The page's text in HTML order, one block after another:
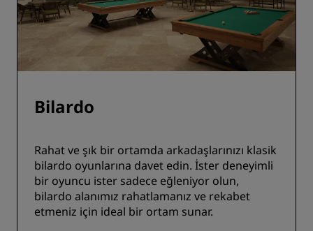
Bilardo
Rahat ve şık bir ortamda arkadaşlarınızı klasik
bilardo oyunlarına davet edin. İster deneyimli
bir oyuncu ister sadece eğleniyor olun,
bilardo alanımız rahatlamanız ve rekabet
etmeniz için ideal bir ortam sunar.